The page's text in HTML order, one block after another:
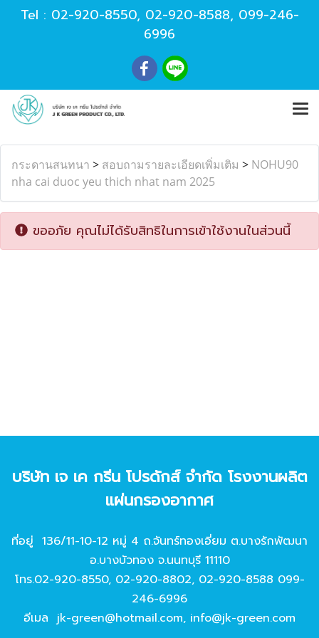
Tel : 02-920-8550, 02-920-8588, 099-246-
6996
กระดานสนทนา > สอบถามรายละเอียดเพิ่มเติม > NOHU90
nha cai duoc yeu thich nhat nam 2025
ขออภัย คุณไม่ได้รับสิทธิในการเข้าใช้งานในส่วนนี้
บริษัท เจ เค กรีน โปรดักส์ จํากัด โรงงานผลิต
แผ่นกรองอากาศ
ที่อยู่ 136/11-10-12 หมู่ 4 ถ.จันทร์ทองเอี่ยม ต.บางรักพัฒนา
อ.บางบัวทอง จ.นนทบุรี 11110
โทร.02-920-8550, 02-920-8802, 02-920-8588 099-
246-6996
อีเมล jk-green@hotmail.com, info@jk-green.com